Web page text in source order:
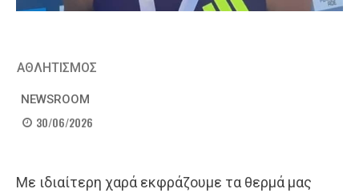
ΑΘΛΗΤΙΣΜΟΣ
NEWSROOM
30/06/2026
Με ιδιαίτερη χαρά εκφράζουμε τα θερμά μας